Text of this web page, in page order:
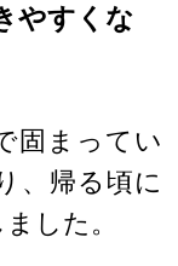
やすくな
固まってい
、帰る頃に
した。